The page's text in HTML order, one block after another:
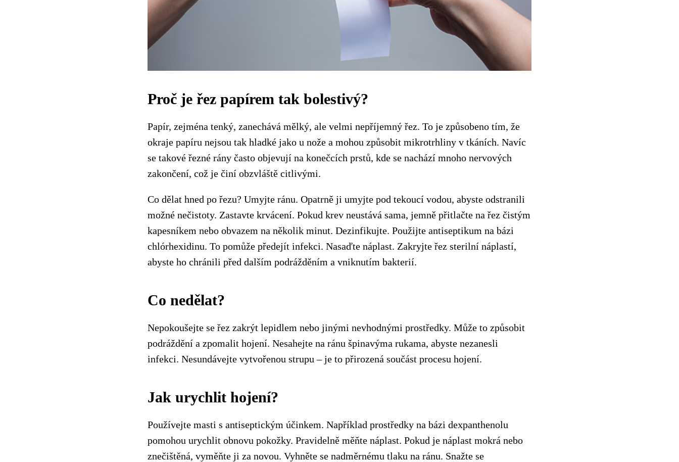
Proč je řez papírem tak bolestivý?
Papír, zejména tenký, zanechává mělký, ale velmi nepříjemný řez. To je způsobeno tím, že
okraje papíru nejsou tak hladké jako u nože a mohou způsobit mikrotrhliny v tkáních. Navíc
se takové řezné rány často objevují na konečcích prstů, kde se nachází mnoho nervových
zakončení, což je činí obzvláště citlivými.
Co dělat hned po řezu? Umyjte ránu. Opatrně ji umyjte pod tekoucí vodou, abyste odstranili
možné nečistoty. Zastavte krvácení. Pokud krev neustává sama, jemně přitlačte na řez čistým
kapesníkem nebo obvazem na několik minut. Dezinfikujte. Použijte antiseptikum na bázi
chlórhexidinu. To pomůže předejít infekci. Nasaďte náplast. Zakryjte řez sterilní náplastí,
abyste ho chránili před dalším podrážděním a vniknutím bakterií.
Co nedělat?
Nepokoušejte se řez zakrýt lepidlem nebo jinými nevhodnými prostředky. Může to způsobit
podráždění a zpomalit hojení. Nesahejte na ránu špinavýma rukama, abyste nezanesli
infekci. Nesundávejte vytvořenou strupu – je to přirozená součást procesu hojení.
Jak urychlit hojení?
Používejte masti s antiseptickým účinkem. Například prostředky na bázi dexpanthenolu
pomohou urychlit obnovu pokožky. Pravidelně měňte náplast. Pokud je náplast mokrá nebo
znečištěná, vyměňte ji za novou. Vyhněte se nadměrnému tlaku na ránu. Snažte se